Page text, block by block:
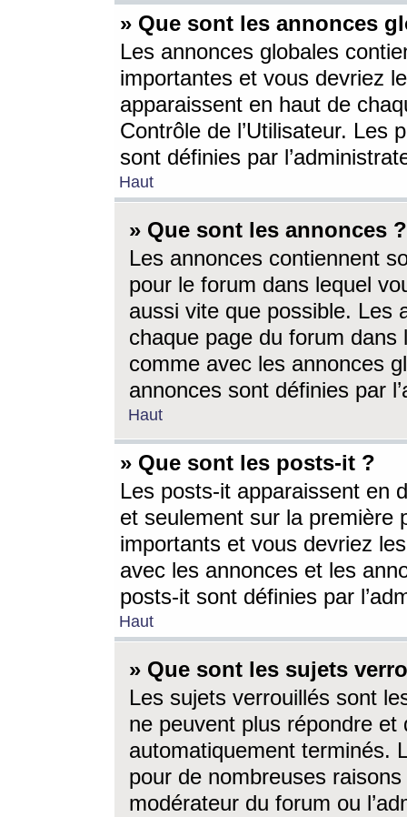
» Que sont les annonces
Les annonces globales
importantes et vous devriez
apparaissent en haut de
Contrôle de l’Utilisateur. Les
sont définies par
Haut
» Que sont les annonces ?
Les annonces contiennent
pour le forum dans lequel
aussi vite que possible. Les
chaque page du forum dans
comme avec les annonces
annonces sont définies par
Haut
» Que sont les posts-it ?
Les posts-it apparaissent en
et seulement sur la première
importants et vous devriez
avec les annonces et les
posts-it sont définies par
Haut
» Que sont les sujets
Les sujets verrouillés sont
ne peuvent plus répondre
automatiquement terminés.
pour de nombreuses
modérateur du forum ou